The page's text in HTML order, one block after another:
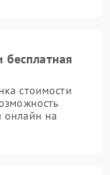
бесплатная
стоимости
онлайн на